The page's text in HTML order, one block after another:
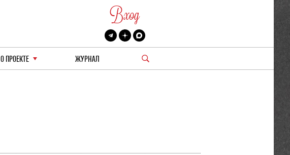
Вход
О ПРОЕКТЕ ЖУРНАЛ